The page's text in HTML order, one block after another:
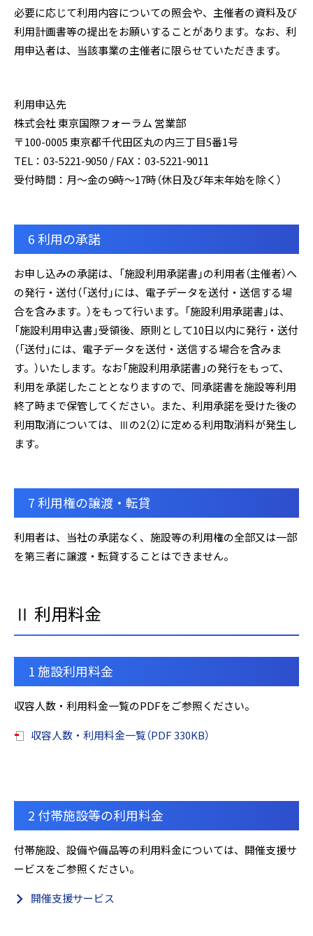
必要に応じて利用内容についての照会や、主催者の資料及び
利用計画書等の提出をお願いすることがあります。なお、利
用申込者は、当該事業の主催者に限らせていただきます。
利用申込先
株式会社 東京国際フォーラム 営業部
〒100-0005 東京都千代田区丸の内三丁目5番1号
TEL：03-5221-9050 / FAX：03-5221-9011
受付時間：月～金の9時～17時（休日及び年末年始を除く）
6 利用の承諾
お申し込みの承諾は、「施設利用承諾書」の利用者（主催者）へ
の発行・送付（「送付」には、電子データを送付・送信する場
合を含みます。）をもって行います。「施設利用承諾書」は、
「施設利用申込書」受領後、原則として10日以内に発行・送付
（「送付」には、電子データを送付・送信する場合を含みま
す。）いたします。なお「施設利用承諾書」の発行をもって、
利用を承諾したこととなりますので、同承諾書を施設等利用
終了時まで保管してください。また、利用承諾を受けた後の
利用取消については、Ⅲの2（2）に定める利用取消料が発生し
ます。
7 利用権の譲渡・転貸
利用者は、当社の承諾なく、施設等の利用権の全部又は一部
を第三者に譲渡・転貸することはできません。
Ⅱ 利用料金
1 施設利用料金
収容人数・利用料金一覧のPDFをご参照ください。
収容人数・利用料金一覧（PDF 330KB）
2 付帯施設等の利用料金
付帯施設、設備や備品等の利用料金については、開催支援サ
ービスをご参照ください。
開催支援サービス